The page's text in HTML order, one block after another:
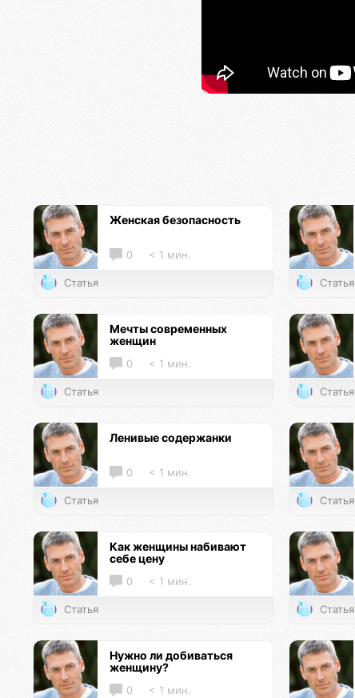
Женская безопасность
0 < 1 мин.
Статья Статья
Мечты современных
женщин
0 < 1 мин.
Статья Статья
Ленивые содержанки
0 < 1 мин.
Статья Статья
Как женщины набивают
себе цену
0 < 1 мин.
Статья Статья
Нужно ли добиваться
женщину?
0 < 1 мин.